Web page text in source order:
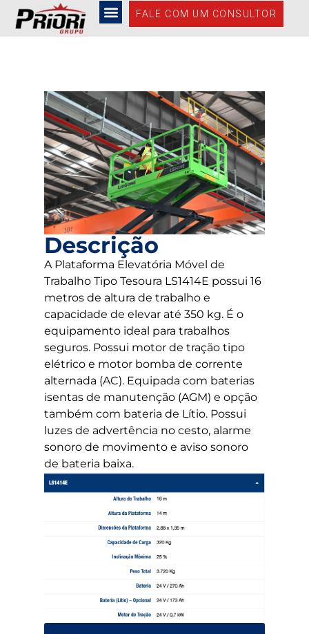
FALE COM UM CONSULTOR
Descrição
A Plataforma Elevatória Móvel de
Trabalho Tipo Tesoura LS1414E possui 16
metros de altura de trabalho e
capacidade de elevar até 350 kg. É o
equipamento ideal para trabalhos
seguros. Possui motor de tração tipo
elétrico e motor bomba de corrente
alternada (AC). Equipada com baterias
isentas de manutenção (AGM) e opção
também com bateria de Lítio. Possui
luzes de advertência no cesto, alarme
sonoro de movimento e aviso sonoro
de bateria baixa.